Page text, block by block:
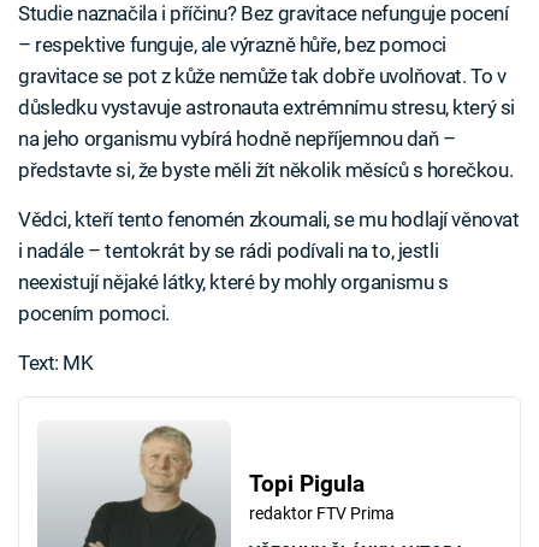
Studie naznačila i příčinu? Bez gravitace nefunguje pocení
– respektive funguje, ale výrazně hůře, bez pomoci
gravitace se pot z kůže nemůže tak dobře uvolňovat. To v
důsledku vystavuje astronauta extrémnímu stresu, který si
na jeho organismu vybírá hodně nepříjemnou daň –
představte si, že byste měli žít několik měsíců s horečkou.
Vědci, kteří tento fenomén zkoumali, se mu hodlají věnovat
i nadále – tentokrát by se rádi podívali na to, jestli
neexistují nějaké látky, které by mohly organismu s
pocením pomoci.
Text: MK
Topi Pigula
redaktor FTV Prima